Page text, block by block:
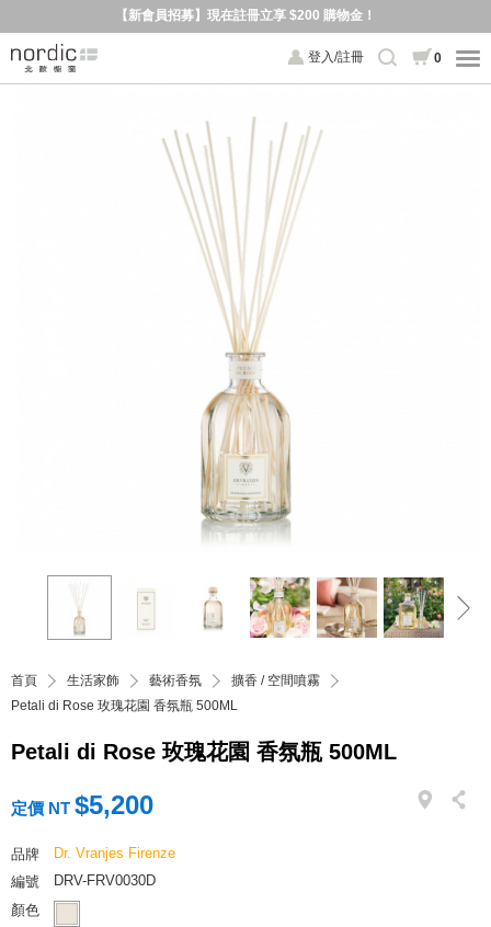
【新會員招募】現在註冊立享 $200 購物金！
登入/註冊 0
首頁 生活家飾 藝術香氛
擴香 / 空間噴霧
Petali di Rose 玫瑰花園 香氛瓶 500ML
Petali di Rose 玫瑰花園 香氛瓶 500ML
定價 NT $5,200
品牌
Dr. Vranjes Firenze
編號
DRV-FRV0030D
顏色